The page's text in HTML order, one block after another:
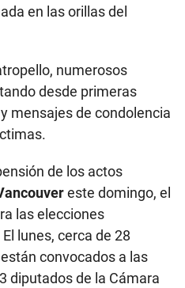
en las orillas del
numerosos
desde primeras
mensajes de condolencia
de los actos
este domingo, el
las elecciones
lunes, cerca de 28
convocados a las
diputados de la Cámara